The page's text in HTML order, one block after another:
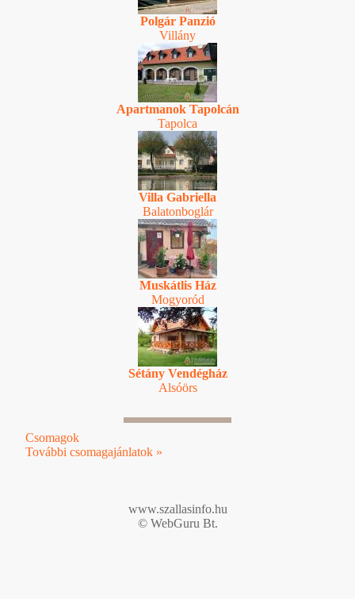
Polgár Panzió
Villány
Apartmanok Tapolcán
Tapolca
Villa Gabriella
Balatonboglár
Muskátlis Ház
Mogyoród
Sétány Vendégház
Alsóörs
Csomagok
További csomagajánlatok »
www.szallasinfo.hu
© WebGuru Bt.